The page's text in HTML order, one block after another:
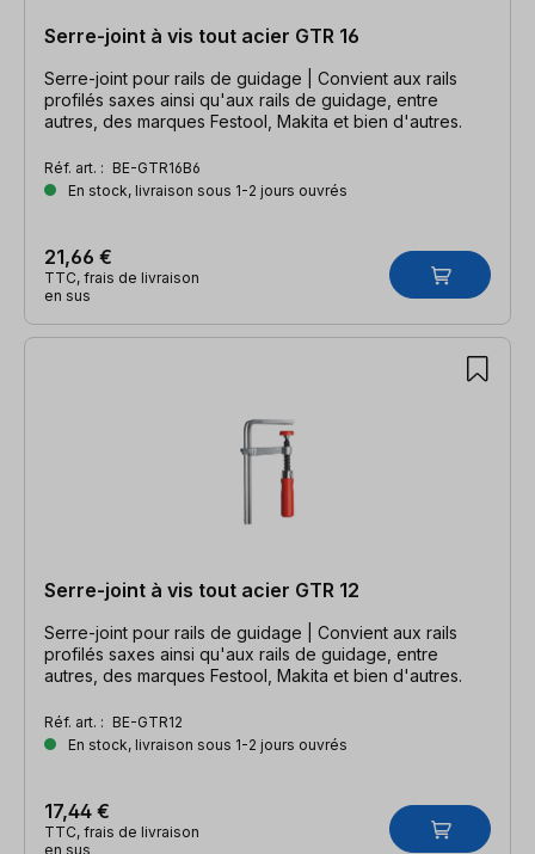
Serre-joint à vis tout acier GTR 16
Serre-joint pour rails de guidage | Convient aux rails
profilés saxes ainsi qu'aux rails de guidage, entre
autres, des marques Festool, Makita et bien d'autres.
Réf. art. : BE-GTR16B6
En stock, livraison sous 1-2 jours ouvrés
21,66 €
TTC, frais de livraison
en sus
Serre-joint à vis tout acier GTR 12
Serre-joint pour rails de guidage | Convient aux rails
profilés saxes ainsi qu'aux rails de guidage, entre
autres, des marques Festool, Makita et bien d'autres.
Réf. art. : BE-GTR12
En stock, livraison sous 1-2 jours ouvrés
17,44 €
TTC, frais de livraison
en sus